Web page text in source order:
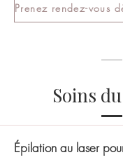
Soins
Épilation au laser